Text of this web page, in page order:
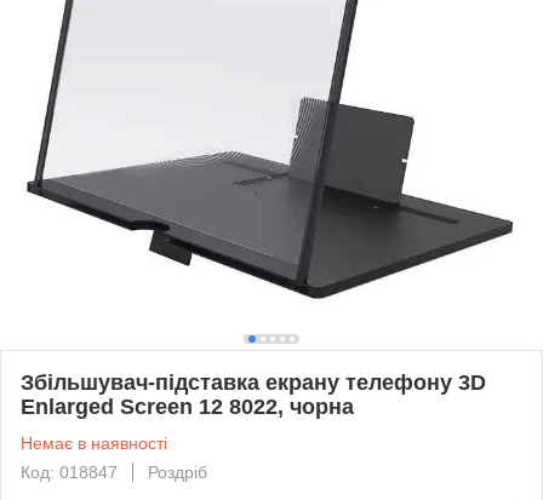
Збільшувач-підставка екрану телефону 3D
Enlarged Screen 12 8022, чорна
Немає в наявності
Код: 018847
Роздріб